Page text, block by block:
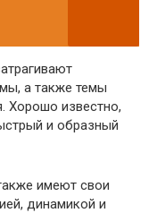
а также темы
Хорошо известно,
и образный
имеют свои
динамикой и